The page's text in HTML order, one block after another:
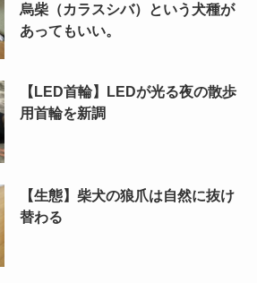
烏柴（カラスシバ）という犬種が
あってもいい。
【LED首輪】LEDが光る夜の散歩
用首輪を新調
【生態】柴犬の狼爪は自然に抜け
替わる